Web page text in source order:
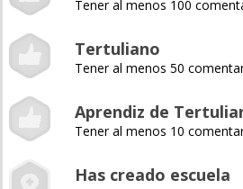
Tener al menos 100
Tertuliano
Tener al menos 50
Aprendiz de
Tener al menos 10
Has creado escuela